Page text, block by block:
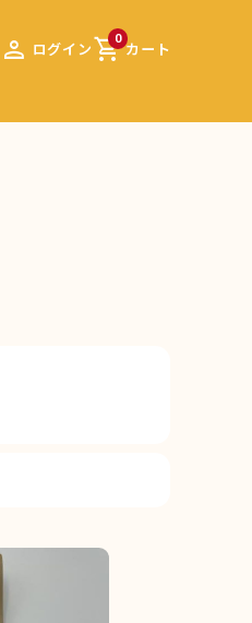
person ログイン 0
shopping_cartカート